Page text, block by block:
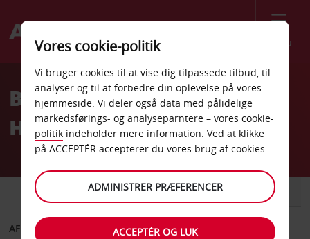
Menu
Welcome
AvisBilleje ved Glasgow
Hovedbanegård
VAREVOGN
AFHENT FRA
Vores cookie-politik
Vi bruger cookies til at vise dig tilpassede tilbud, til
analyser og til at forbedre din oplevelse på vores
hjemmeside. Vi deler også data med pålidelige
markedsførings- og analyseparntere – vores cookie-
politik indeholder mere information. Ved at klikke
på ACCEPTÉR accepterer du vores brug af cookies.
ADMINISTRER PRÆFERENCER
ACCEPTÉR OG LUK